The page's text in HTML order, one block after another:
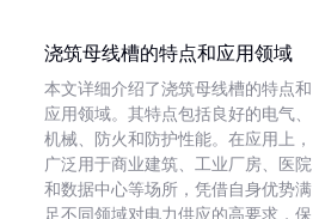
浇筑母线槽的特点和应用领域
本文详细介绍了浇筑母线槽的特点和
应用领域。其特点包括良好的电气、
机械、防火和防护性能。在应用上，
广泛用于商业建筑、工业厂房、医院
和数据中心等场所，凭借自身优势满
足不同领域对电力供应的高要求，保